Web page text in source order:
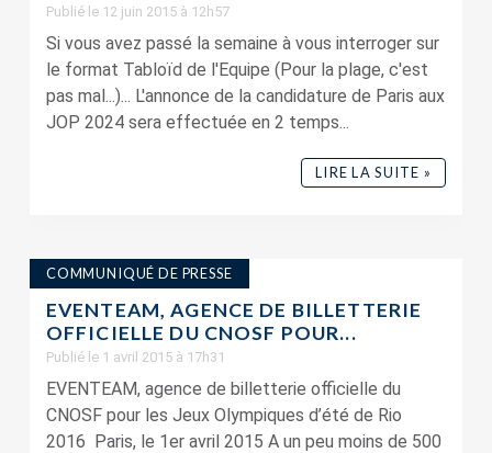
Publié le 12 juin 2015 à 12h57
Si vous avez passé la semaine à vous interroger sur
le format Tabloïd de l'Equipe (Pour la plage, c'est
pas mal...)... L'annonce de la candidature de Paris aux
JOP 2024 sera effectuée en 2 temps...
LIRE LA SUITE »
COMMUNIQUÉ DE PRESSE
EVENTEAM, AGENCE DE BILLETTERIE
OFFICIELLE DU CNOSF POUR...
Publié le 1 avril 2015 à 17h31
EVENTEAM, agence de billetterie officielle du
CNOSF pour les Jeux Olympiques d’été de Rio
2016 Paris, le 1er avril 2015 A un peu moins de 500